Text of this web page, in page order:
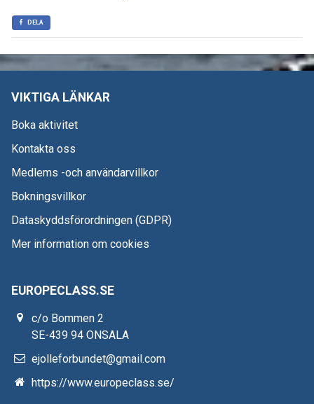
DELA
VIKTIGA LÄNKAR
Boka aktivitet
Kontakta oss
Medlems -och användarvillkor
Bokningsvillkor
Dataskyddsförordningen (GDPR)
Mer information om cookies
EUROPECLASS.SE
c/o Bommen 2
SE-439 94 ONSALA
ejolleforbundet@gmail.com
https://www.europeclass.se/